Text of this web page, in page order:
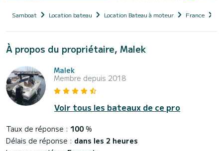
Samboat Location bateau Location Bateau à moteur France
À propos du propriétaire, Malek
Malek
Membre depuis 2018
Voir tous les bateaux de ce pro
Taux de réponse : 100 %
Délais de réponse : dans les 2 heures